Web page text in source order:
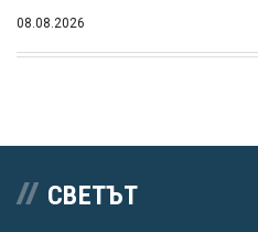
08.08.2026
СВЕТЪТ